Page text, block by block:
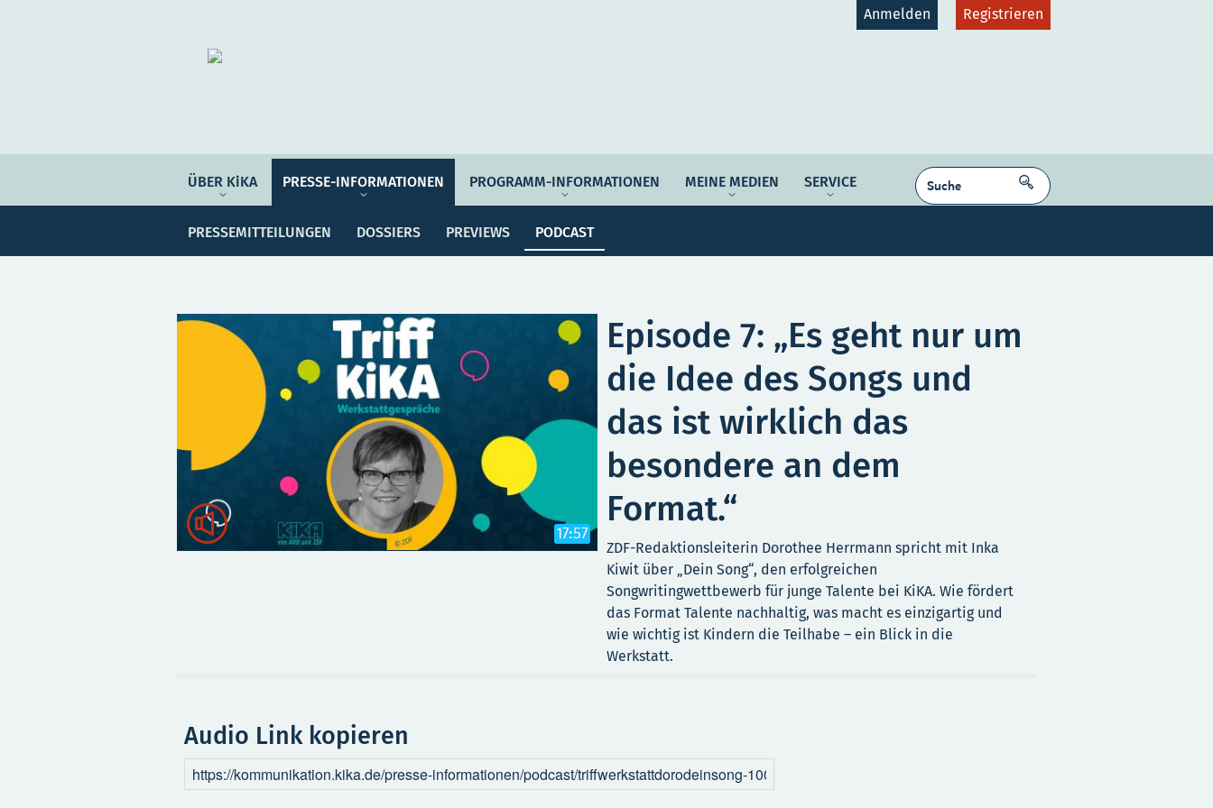
Anmelden Registrieren
ÜBER KiKA PRESSE-INFORMATIONEN
PRESSEMITTEILUNGEN DOSSIERS PREVIEWS PODCAST
PROGRAMM-INFORMATIONEN MEINE MEDIEN SERVICE SUCHEN
ÜBER KIKA
PRESSE-INFORMATIONEN
Pressemitteilungen Dossiers Previews Podcast
PROGRAMM-INFORMATIONEN
Programmwoche Änderungsmeldungen
 17:57
Episode 7: „Es geht nur um
die Idee des Songs und
das ist wirklich das
besondere an dem
Format.“
ZDF-Redaktionsleiterin Dorothee Herrmann spricht mit Inka
Kiwit über „Dein Song“, den erfolgreichen
Songwritingwettbewerb für junge Talente bei KiKA. Wie fördert
das Format Talente nachhaltig, was macht es einzigartig und
wie wichtig ist Kindern die Teilhabe – ein Blick in die
Werkstatt.
Audio Link kopieren